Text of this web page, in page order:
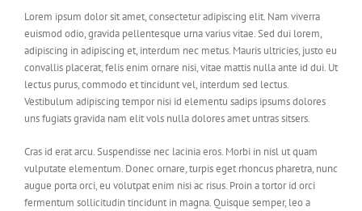
Lorem ipsum dolor sit amet, consectetur adipiscing elit. Nam viverra
euismod odio, gravida pellentesque urna varius vitae. Sed dui lorem,
adipiscing in adipiscing et, interdum nec metus. Mauris ultricies, justo eu
convallis placerat, felis enim ornare nisi, vitae mattis nulla ante id dui. Ut
lectus purus, commodo et tincidunt vel, interdum sed lectus.
Vestibulum adipiscing tempor nisi id elementu sadips ipsums dolores
uns fugiats gravida nam elit vols nulla dolores amet untras sitsers.
Cras id erat arcu. Suspendisse nec lacinia eros. Morbi in nisl ut quam
vulputate elementum. Donec ornare, turpis eget rhoncus pharetra, nunc
augue porta orci, eu volutpat enim nisi ac risus. Proin a tortor id orci
fermentum sollicitudin tincidunt in magna. Quisque semper, leo a